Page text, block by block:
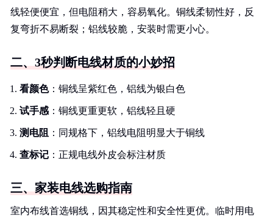
线轻便便宜，但电阻稍大，容易氧化。铜线柔韧性好，反
复弯折不易断裂；铝线较脆，安装时需更小心。
二、3秒判断电线材质的小妙招
看颜色：铜线呈紫红色，铝线为银白色
试手感 ：铜线更重更软，铝线轻且硬
测电阻 ：同规格下，铝线电阻明显大于铜线
查标记 ：正规电线外皮会标注材质
三、家装电线选购指南
室内布线首选铜线，因其稳定性和安全性更优。临时用电